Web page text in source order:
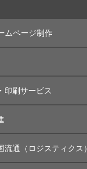
ムページ制作
作
代行
印刷サービス
作・印刷
レット制作・印刷
マ印刷）
通（ロジスティクス）